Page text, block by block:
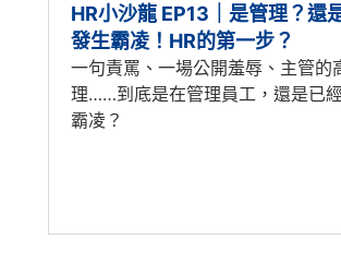
HR小沙龍 EP13｜是管理？還
發生霸凌！HR的第一步？
一句責罵、一場公開羞辱、主管的
理……到底是在管理員工，還是已
霸凌？